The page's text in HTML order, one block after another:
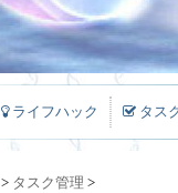
ライフハック タス
> タスク管理 >